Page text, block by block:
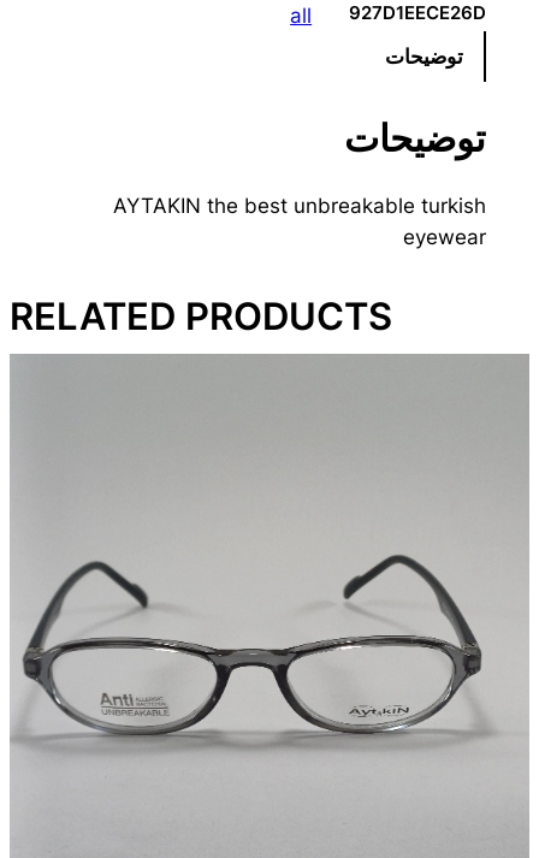
927D1EECE26D
all
توضیحات
توضیحات
AYTAKIN the best unbreakable turkish
eyewear
RELATED PRODUCTS